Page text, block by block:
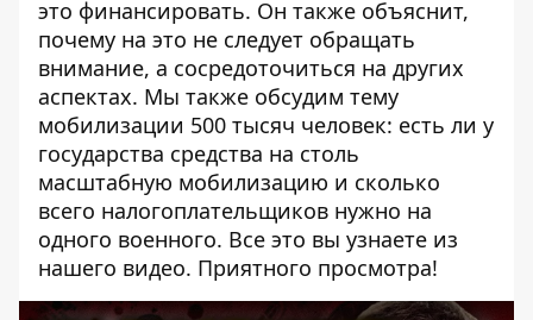
это финансировать. Он также объяснит,
почему на это не следует обращать
внимание, а сосредоточиться на других
аспектах. Мы также обсудим тему
мобилизации 500 тысяч человек: есть ли у
государства средства на столь
масштабную мобилизацию и сколько
всего налогоплательщиков нужно на
одного военного. Все это вы узнаете из
нашего видео. Приятного просмотра!